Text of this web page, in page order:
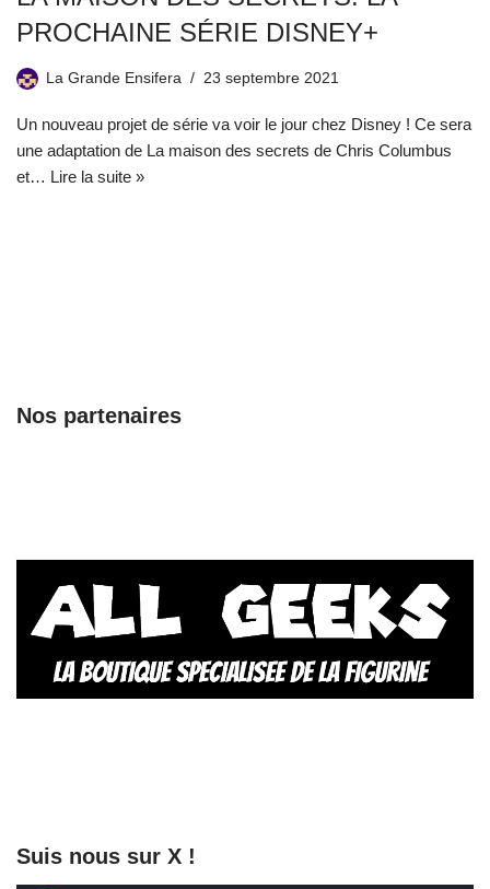
PROCHAINE SÉRIE DISNEY+
La Grande Ensifera 23 septembre 2021
Un nouveau projet de série va voir le jour chez Disney ! Ce sera
une adaptation de La maison des secrets de Chris Columbus
et… Lire la suite »
Nos partenaires
Suis nous sur X !